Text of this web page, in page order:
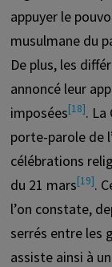
appuyer le
musulmane du
De plus, les
annoncé leur
imposées[18]. La
porte-parole de
célébrations
du 21 mars[19].
l’on constate,
serrés entre les
assiste ainsi à